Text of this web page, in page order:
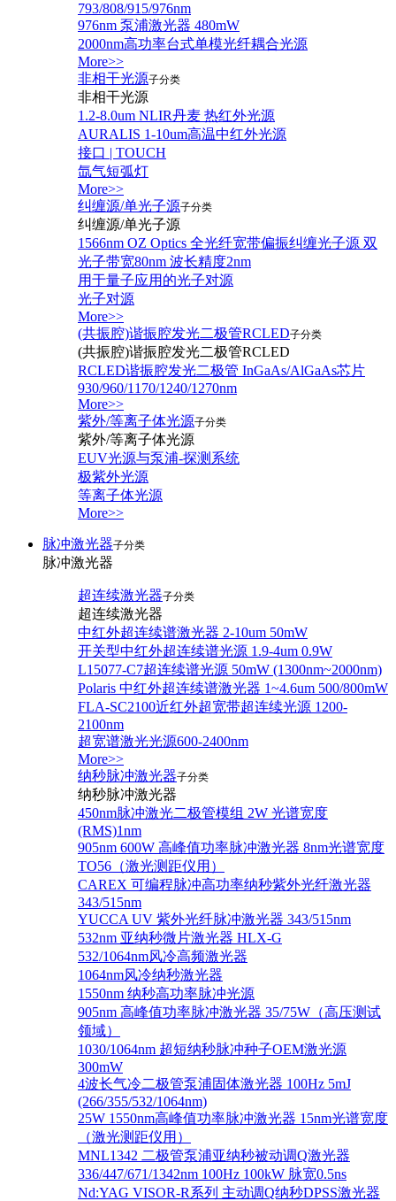
793/808/915/976nm
976nm 泵浦激光器 480mW
2000nm高功率台式单模光纤耦合光源
More>>
非相干光源子分类
非相干光源
1.2-8.0um NLIR丹麦 热红外光源
AURALIS 1-10um高温中红外光源
接口 | TOUCH
氙气短弧灯
More>>
纠缠源/单光子源子分类
纠缠源/单光子源
1566nm OZ Optics 全光纤宽带偏振纠缠光子源 双
光子带宽80nm 波长精度2nm
用于量子应用的光子对源
光子对源
More>>
(共振腔)谐振腔发光二极管RCLED子分类
(共振腔)谐振腔发光二极管RCLED
RCLED谐振腔发光二极管 InGaAs/AlGaAs芯片
930/960/1170/1240/1270nm
More>>
紫外/等离子体光源子分类
紫外/等离子体光源
EUV光源与泵浦-探测系统
极紫外光源
等离子体光源
More>>
脉冲激光器子分类
脉冲激光器
超连续激光器子分类
超连续激光器
中红外超连续谱激光器 2-10um 50mW
开关型中红外超连续谱光源 1.9-4um 0.9W
L15077-C7超连续谱光源 50mW (1300nm~2000nm)
Polaris 中红外超连续谱激光器 1~4.6um 500/800mW
FLA-SC2100近红外超宽带超连续光源 1200-
2100nm
超宽谱激光光源600-2400nm
More>>
纳秒脉冲激光器子分类
纳秒脉冲激光器
450nm脉冲激光二极管模组 2W 光谱宽度
(RMS)1nm
905nm 600W 高峰值功率脉冲激光器 8nm光谱宽度
TO56（激光测距仪用）
CAREX 可编程脉冲高功率纳秒紫外光纤激光器
343/515nm
YUCCA UV 紫外光纤脉冲激光器 343/515nm
532nm 亚纳秒微片激光器 HLX-G
532/1064nm风冷高频激光器
1064nm风冷纳秒激光器
1550nm 纳秒高功率脉冲光源
905nm 高峰值功率脉冲激光器 35/75W（高压测试
领域）
1030/1064nm 超短纳秒脉冲种子OEM激光源
300mW
4波长气冷二极管泵浦固体激光器 100Hz 5mJ
(266/355/532/1064nm)
25W 1550nm高峰值功率脉冲激光器 15nm光谱宽度
（激光测距仪用）
MNL1342 二极管泵浦亚纳秒被动调Q激光器
336/447/671/1342nm 100Hz 100kW 脉宽0.5ns
Nd:YAG VISOR-R系列 主动调Q纳秒DPSS激光器